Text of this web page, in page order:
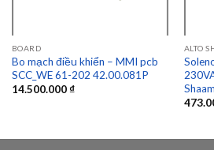
BOARD
Bo mạch điều khiển – MMI pcb
SCC_WE 61-202 42.00.081P
14.500.000₫
ALTO